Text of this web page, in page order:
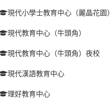
現代小學士教育中心（麗晶花園）
現代教育中心（牛頭角）
現代教育中心（牛頭角）夜校
現代漢語教育中心
理好教育中心